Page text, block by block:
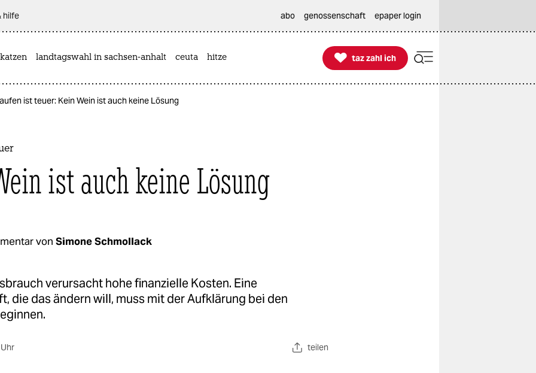
hilfe abo genossenschaft epaper login
katzen landtagswahl in sachsen-anhalt ceuta hitze 
taz zahl ich
taz zahl ich
ist teuer: Kein Wein ist auch keine Lösung
ist auch keine Lösung
von Simone Schmollack
verursacht hohe finanzielle Kosten. Eine
die das ändern will, muss mit der Aufklärung bei den
teilen